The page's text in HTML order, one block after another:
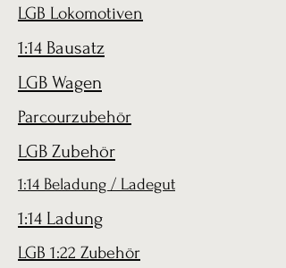
LGB Lokomotiven
1:14 Bausatz
LGB Wagen
Parcourzubehör
LGB Zubehör
1:14 Beladung / Ladegut
1:14 Ladung
LGB 1:22 Zubehör